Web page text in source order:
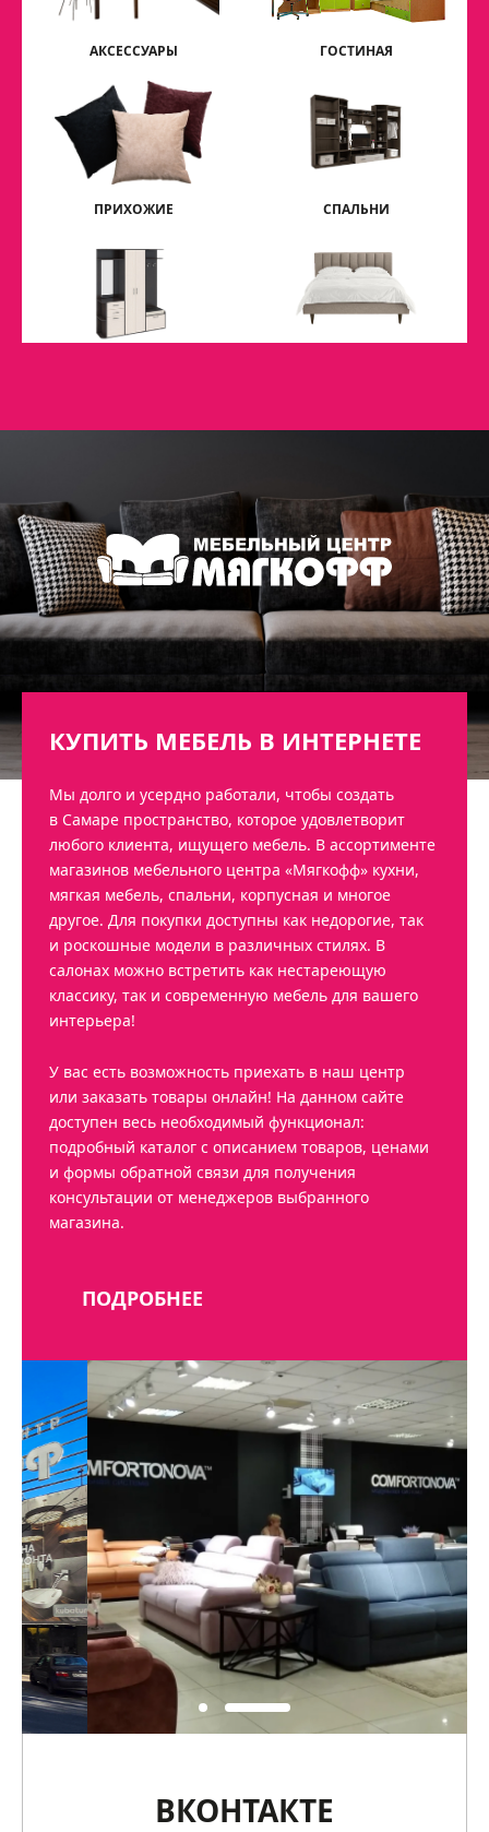
АКСЕССУАРЫ ГОСТИНАЯ
ПРИХОЖИЕ СПАЛЬНИ
КУПИТЬ МЕБЕЛЬ В ИНТЕРНЕТЕ
Мы долго и усердно работали, чтобы создать
в Самаре пространство, которое удовлетворит
любого клиента, ищущего мебель. В ассортименте
магазинов мебельного центра «Мягкофф» кухни,
мягкая мебель, спальни, корпусная и многое
другое. Для покупки доступны как недорогие, так
и роскошные модели в различных стилях. В
салонах можно встретить как нестареющую
классику, так и современную мебель для вашего
интерьера!
У вас есть возможность приехать в наш центр
или заказать товары онлайн! На данном сайте
доступен весь необходимый функционал:
подробный каталог с описанием товаров, ценами
и формы обратной связи для получения
консультации от менеджеров выбранного
магазина.
ПОДРОБНЕЕ
ВКОНТАКТЕ